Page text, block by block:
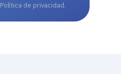
Política de privacidad.